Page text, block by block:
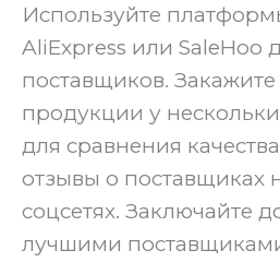
Используйте
AliExpress или SaleHoo
поставщиков.
продукции у
для сравнения
отзывы о поставщиках
соцсетях. Заключайте
лучшими